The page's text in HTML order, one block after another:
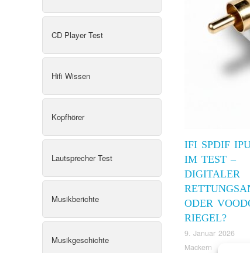
CD Player Test
Hifi Wissen
Kopfhörer
Lautsprecher Test
Musikberichte
Musikgeschichte
IFI SPDIF
IM TEST –
DIGITALER
ODER
RIEGEL?
9. Januar 2026
Mackern